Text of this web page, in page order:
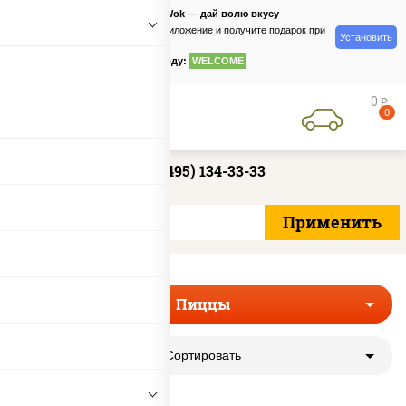
PizzaSushiWok — дай волю вкусу
Скачайте приложение и получите подарок при
по промокоду: WELCOME
Установить
0 руб
0
+7 (495) 134-33-33
Пиццы
Сортировать